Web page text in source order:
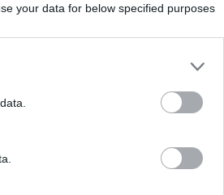
your data for below specified purposes